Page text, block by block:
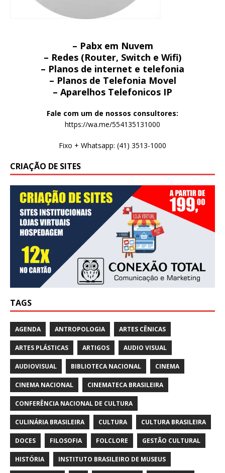
– Pabx em Nuvem
– Redes (Router, Switch e Wifi)
– Planos de internet e telefonia
– Planos de Telefonia Movel
– Aparelhos Telefonicos IP
Fale com um de nossos consultores:
https://wa.me/554135131000
Fixo + Whatsapp: (41) 3513-1000
CRIAÇÃO DE SITES
TAGS
AGENDA ANTROPOLOGIA ARTES CÊNICAS
ARTES PLÁSTICAS ARTIGOS AUDIO VISUAL
AUDIOVISUAL BIBLIOTECA NACIONAL CINEMA
CINEMA NACIONAL CINEMATECA BRASILEIRA
CONFERÊNCIA NACIONAL DE CULTURA
CULINÁRIA BRASILEIRA CULTURA CULTURA BRASILEIRA
DOCES FILOSOFIA FOLCLORE GESTÃO CULTURAL
HISTÓRIA INSTITUTO BRASILEIRO DE MUSEUS